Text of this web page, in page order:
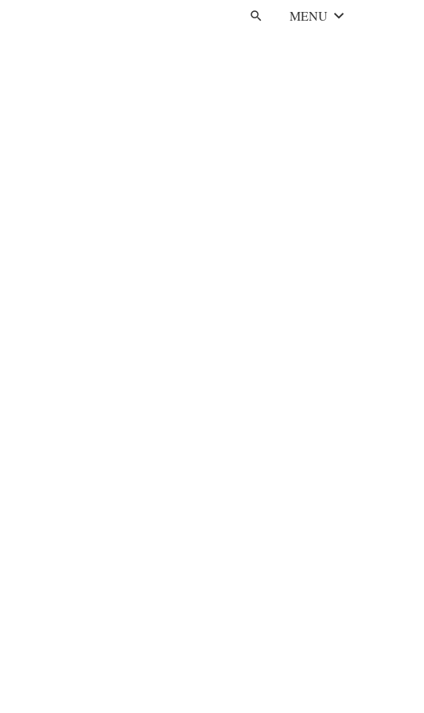
search MENU